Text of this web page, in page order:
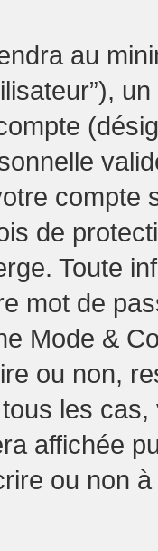
au
compte
de
Toute
mot de
Mode &
ou non,
les
affichée
ou non à